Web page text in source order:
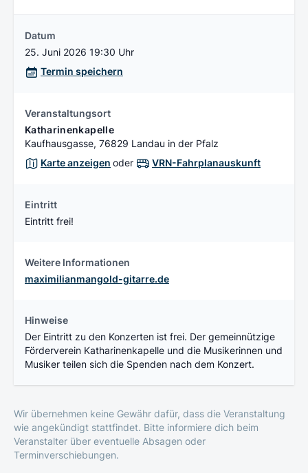
Datum
25. Juni 2026 19:30 Uhr
Termin speichern
Veranstaltungsort
Katharinenkapelle
Kaufhausgasse, 76829 Landau in der Pfalz
Karte anzeigen oder VRN-Fahrplanauskunft
Eintritt
Eintritt frei!
Weitere Informationen
maximilianmangold-gitarre.de
Hinweise
Der Eintritt zu den Konzerten ist frei. Der gemeinnützige
Förderverein Katharinenkapelle und die Musikerinnen und
Musiker teilen sich die Spenden nach dem Konzert.
Wir übernehmen keine Gewähr dafür, dass die Veranstaltung
wie angekündigt stattfindet. Bitte informiere dich beim
Veranstalter über eventuelle Absagen oder
Terminverschiebungen.